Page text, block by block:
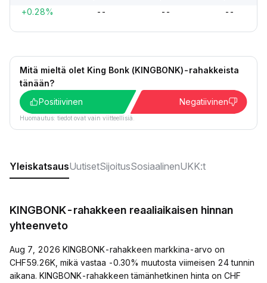
+0.28% -- -- --
Mitä mieltä olet King Bonk (KINGBONK)-rahakkeista
tänään?
Positiivinen
Negatiivinen
Huomautus: tiedot ovat vain viitteellisiä.
YleiskatsausUutisetSijoitusSosiaalinenUKK:t
KINGBONK-rahakkeen reaaliaikaisen hinnan
yhteenveto
Aug 7, 2026 KINGBONK-rahakkeen markkina-arvo on
CHF59.26K, mikä vastaa -0.30% muutosta viimeisen 24 tunnin
aikana. KINGBONK-rahakkeen tämänhetkinen hinta on CHF